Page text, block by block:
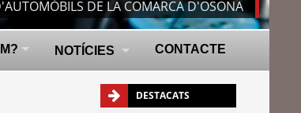
DE LA COMARCA D'OSONA
NOTÍCIES CONTACTE
DESTACATS